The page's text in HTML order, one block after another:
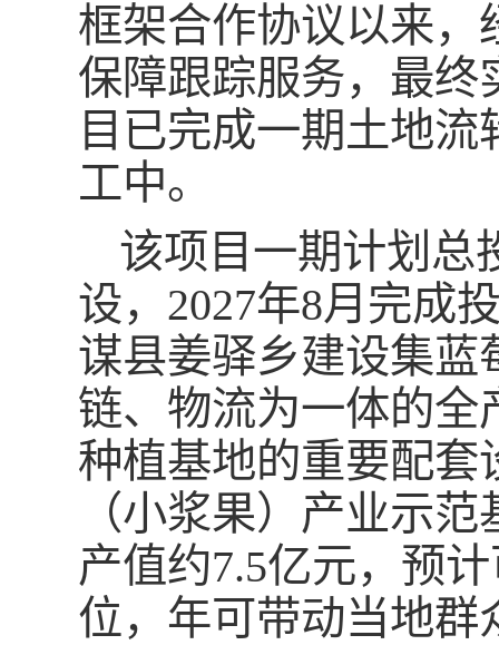
框架合作协议以来，
保障跟踪服务，最终
目已完成一期土地
工中。
该项目一期计划总
设，2027年8月完成
谋县姜驿乡建设集蓝
链、物流为一体的全
种植基地的重要配套
（小浆果）产业示
产值约7.5亿元，预
位，年可带动当地群